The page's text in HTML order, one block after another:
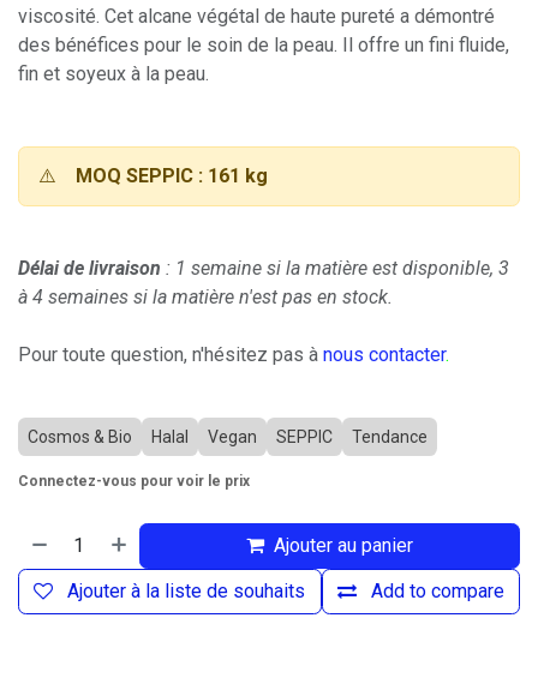
viscosité. Cet alcane végétal de haute pureté a démontré
des bénéfices pour le soin de la peau. Il offre un fini fluide,
fin et soyeux à la peau.
⚠️ MOQ SEPPIC : 161 kg
Délai de livraison : 1 semaine si la matière est disponible, 3
à 4 semaines si la matière n'est pas en stock.
Pour toute question, n'hésitez pas à nous contacter.
Cosmos & Bio Halal Vegan SEPPIC Tendance
Connectez-vous pour voir le prix
Ajouter au panier
Add to compare
Ajouter à la liste de souhaits